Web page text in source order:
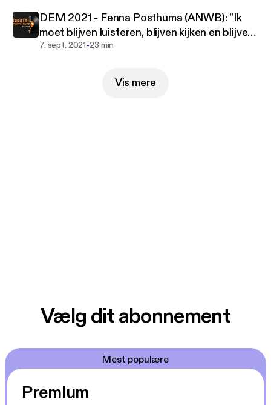
DEM 2021 - Fenna Posthuma (ANWB): "Ik
moet blijven luisteren, blijven kijken en blijven
testen!"
7. sept. 2021-23 min
Vis mere
Vælg dit abonnement
Mest populære
Premium